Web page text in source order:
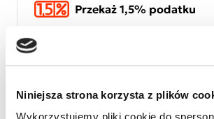
Niniejsza strona korzysta z plików
Przekaż 1,5% podatku
Cel szczegółowy